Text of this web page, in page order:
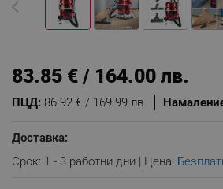
ПЦД: 86.92 € / 169.99 лв.
83.85 € / 164.00 лв.
Доставка:
Срок: 1 - 3 работни дни | Цена: